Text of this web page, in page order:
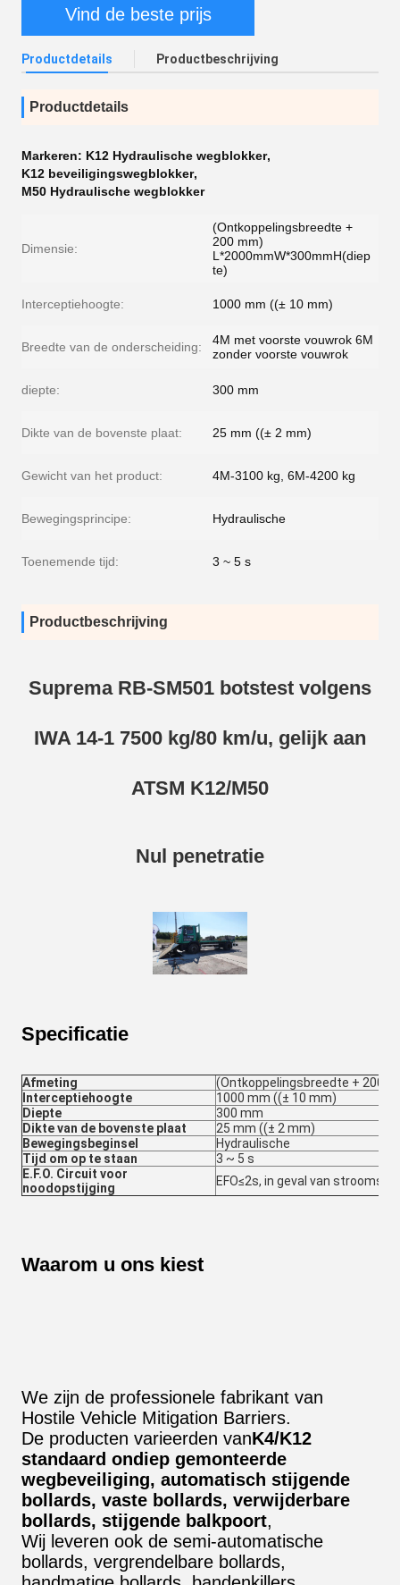
Vind de beste prijs
Productdetails Productbeschrijving
Productdetails
Markeren: K12 Hydraulische wegblokker,
K12 beveiligingswegblokker,
M50 Hydraulische wegblokker
Dimensie:
(Ontkoppelingsbreedte +
200 mm)
L*2000mmW*300mmH(diep
te)
Interceptiehoogte: 1000 mm ((± 10 mm)
Breedte van de onderscheiding:
4M met voorste vouwrok 6M
zonder voorste vouwrok
diepte: 300 mm
Dikte van de bovenste plaat: 25 mm ((± 2 mm)
Gewicht van het product: 4M-3100 kg, 6M-4200 kg
Bewegingsprincipe: Hydraulische
Toenemende tijd: 3 ~ 5 s
Productbeschrijving
Suprema RB-SM501 botstest volgens
IWA 14-1 7500 kg/80 km/u, gelijk aan
ATSM K12/M50
Nul penetratie
Specificatie
Afmeting
(Ontkoppelingsbreedte + 200
Interceptiehoogte
1000 mm ((± 10 mm)
Diepte
300 mm
Dikte van de bovenste plaat
25 mm ((± 2 mm)
Bewegingsbeginsel
Hydraulische
Tijd om op te staan
3 ~ 5 s
E.F.O. Circuit voor
noodopstijging
EFO≤2s, in geval van
Waarom u ons kiest
We zijn de professionele fabrikant van
Hostile Vehicle Mitigation Barriers.
De producten varieerden vanK4/K12
standaard ondiep gemonteerde
wegbeveiliging, automatisch stijgende
bollards, vaste bollards, verwijderbare
bollards, stijgende balkpoort,
Wij leveren ook de semi-automatische
bollards, vergrendelbare bollards,